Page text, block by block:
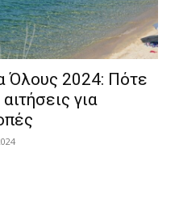
Όλους 2024: Πότε
για